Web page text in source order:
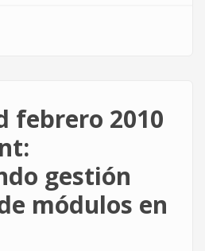
febrero 2010
gestión
módulos en